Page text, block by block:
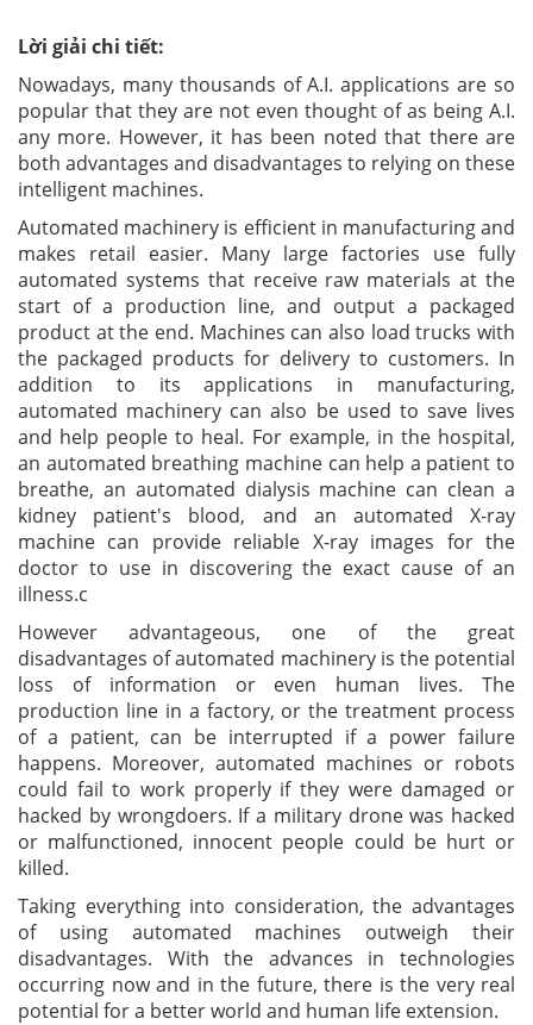
Lời giải chi tiết:
Nowadays, many thousands of A.I. applications are so
popular that they are not even thought of as being A.I.
any more. However, it has been noted that there are
both advantages and disadvantages to relying on these
intelligent machines.
Automated machinery is efficient in manufacturing and
makes retail easier. Many large factories use fully
automated systems that receive raw materials at the
start of a production line, and output a packaged
product at the end. Machines can also load trucks with
the packaged products for delivery to customers. In
addition to its applications in manufacturing,
automated machinery can also be used to save lives
and help people to heal. For example, in the hospital,
an automated breathing machine can help a patient to
breathe, an automated dialysis machine can clean a
kidney patient's blood, and an automated X-ray
machine can provide reliable X-ray images for the
doctor to use in discovering the exact cause of an
illness.c
However advantageous, one of the great
disadvantages of automated machinery is the potential
loss of information or even human lives. The
production line in a factory, or the treatment process
of a patient, can be interrupted if a power failure
happens. Moreover, automated machines or robots
could fail to work properly if they were damaged or
hacked by wrongdoers. If a military drone was hacked
or malfunctioned, innocent people could be hurt or
killed.
Taking everything into consideration, the advantages
of using automated machines outweigh their
disadvantages. With the advances in technologies
occurring now and in the future, there is the very real
potential for a better world and human life extension.